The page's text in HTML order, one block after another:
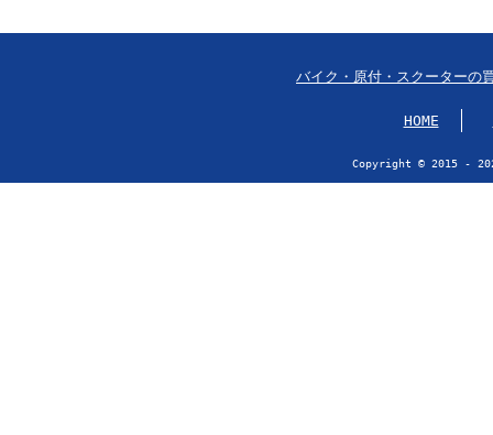
バイク・原付・スクーターの
HOME
Copyright © 2015 -